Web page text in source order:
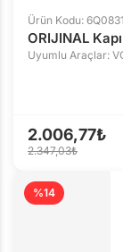
Ürün Kodu:
ORIJINAL
Uyumlu Araçlar:
2.006,77₺
2.347,03₺
%14